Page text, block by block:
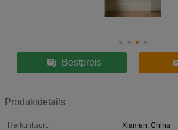
Bestpreis
Produktdetails
Herkunftsort:
Xiamen, China